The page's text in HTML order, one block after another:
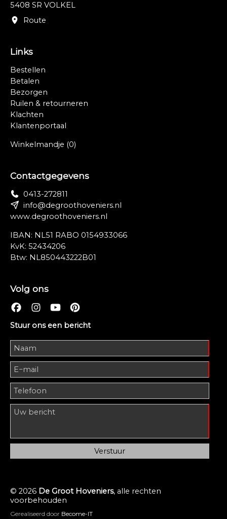
5408 SR VOLKEL
Route
Links
Bestellen
Betalen
Bezorgen
Ruilen & retourneren
Klachten
Klantenportaal
Winkelmandje (0)
Contactgegevens
0413-272811
info@degroothoveniers.nl
www.degroothoveniers.nl
IBAN: NL51 RABO 0154933066
KvK: 52434206
Btw: NL850443222B01
Volg ons
Stuur ons een bericht
© 2026 De Groot Hoveniers, alle rechten
voorbehouden
Gerealiseerd door Become-IT